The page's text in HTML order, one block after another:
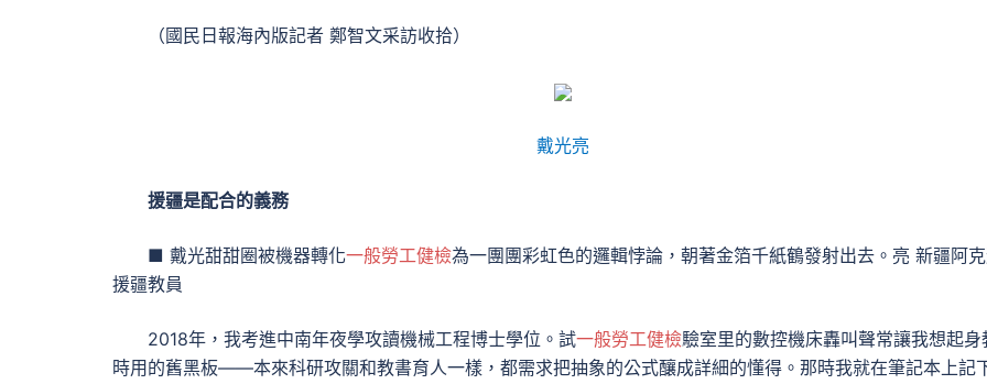
（國民日報海內版記者 鄭智文采訪收拾）
戴光亮
援疆是配合的義務
■ 戴光甜甜圈被機器轉化一般勞工健檢為一團團彩虹色的邏輯悖論，朝著金箔千紙鶴發射出去。亮 新疆阿
援疆教員
2018年，我考進中南年夜學攻讀機械工程博士學位。試一般勞工健檢驗室里的數控機床轟叫聲常讓我想起身
時用的舊黑板——本來科研攻關和教書育人一樣，都需求把抽象的公式釀成詳細的懂得。那時我就在筆記本上記